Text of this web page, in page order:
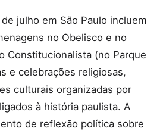
julho em São Paulo incluem
no Obelisco e no
Constitucionalista (no Parque
e celebrações religiosas,
culturais organizadas por
à história paulista. A
de reflexão política sobre